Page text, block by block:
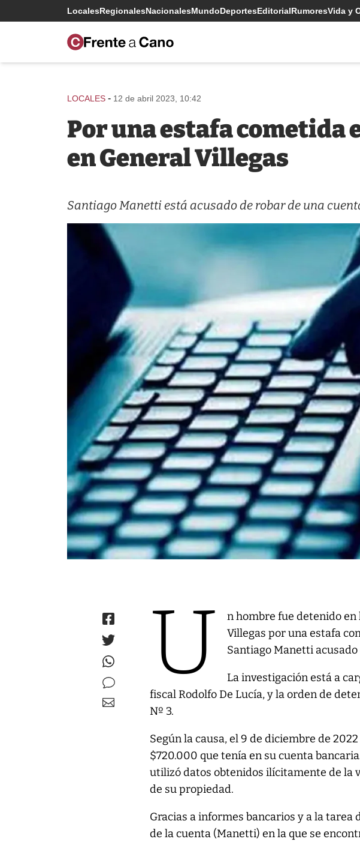
LocalesRegionalesNacionalesMundoDeportesEditorialRumoresVida y
LOCALES - 12 de abril 2023, 10:42
Por una estafa cometida
en General Villegas
Santiago Manetti está acusado de robar de una
U
n hombre fue detenido en
Villegas por una estafa
Santiago Manetti
La investigación está a
fiscal Rodolfo De Lucía, y la orden de
Nº 3.
Según la causa, el 9 de diciembre de
$720.000 que tenía en su cuenta
utilizó datos obtenidos ilícitamente de la
de su propiedad.
Gracias a informes bancarios y a la
de la cuenta (Manetti) en la que se